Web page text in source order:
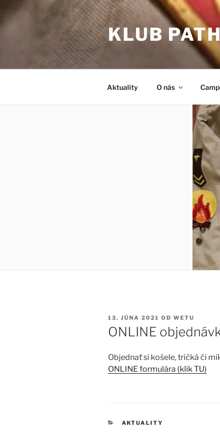
KLUB
Aktuality O nás
PUBLIKOVANÉ
13. JÚNA 2021 OD WETU
ONLINE
Objednať si košele, tričká či
ONLINE formulára (klik TU)
KATEGÓRIE
AKTUALITY